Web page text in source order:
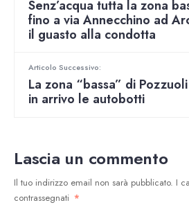
Senz’acqua tutta la zona
fino a via Annecchino ad
il guasto alla condotta
Articolo Successivo:
La zona “bassa” di
in arrivo le autobotti
Lascia un commento
Il tuo indirizzo email non sarà pubblicato. I
contrassegnati *